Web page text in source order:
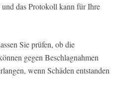
das Protokoll kann für Ihre
Sie prüfen, ob die
gegen Beschlagnahmen
wenn Schäden entstanden